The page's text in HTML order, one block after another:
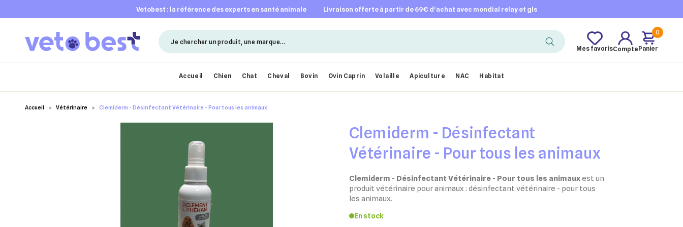
vetobest : la référence des experts en santé animale livraison offerte à partir de 69€ d’achat avec mondial relay et gls
Mes favorisCompte
0
Panier
Accueil Chien Chat Cheval Bovin Ovin Caprin Volaille Apiculture NAC Habitat
Accueil Vétérinaire Clemiderm - Désinfectant Vétérinaire - Pour tous les animaux
Clemiderm - Désinfectant
Vétérinaire - Pour tous les animaux
Clemiderm - Désinfectant Vétérinaire - Pour tous les animauxest un
produit vétérinaire pour animaux : désinfectant vétérinaire - pour tous
les animaux.
En stock